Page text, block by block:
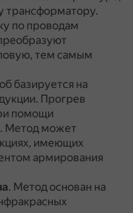
трансформатору.
по проводам
тем самым
базируется на
Прогрев
помощи
Метод может
имеющих
армирования
. Метод основан на